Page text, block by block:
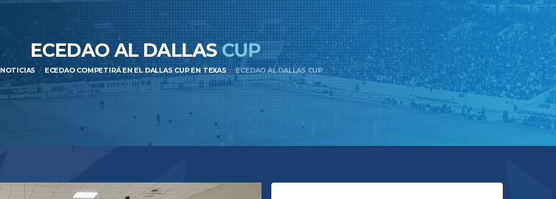
ECEDAO AL DALLASCUP
NOTICIAS ECEDAO COMPETIRÁ EN EL DALLAS CUP EN TEXAS ECEDAO AL DALLAS CUP